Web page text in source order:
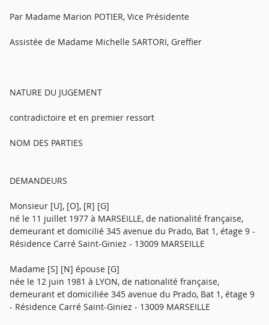
Par Madame Marion POTIER, Vice Présidente
Assistée de Madame Michelle SARTORI, Greffier
NATURE DU JUGEMENT
contradictoire et en premier ressort
NOM DES PARTIES
DEMANDEURS
Monsieur [U], [O], [R] [G]
né le 11 juillet 1977 à MARSEILLE, de nationalité française,
demeurant et domicilié 345 avenue du Prado, Bat 1, étage 9 -
Résidence Carré Saint-Giniez - 13009 MARSEILLE
Madame [S] [N] épouse [G]
née le 12 juin 1981 à LYON, de nationalité française,
demeurant et domiciliée 345 avenue du Prado, Bat 1, étage 9
- Résidence Carré Saint-Giniez - 13009 MARSEILLE